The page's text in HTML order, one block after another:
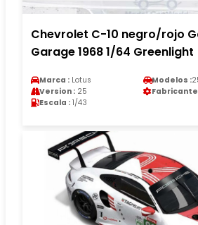
Chevrolet C-10 negro/rojo
Garage 1968 1/64 Greenlight
Marca : Lotus Modelos :
Version : 25 Fabricante
Escala : 1/43